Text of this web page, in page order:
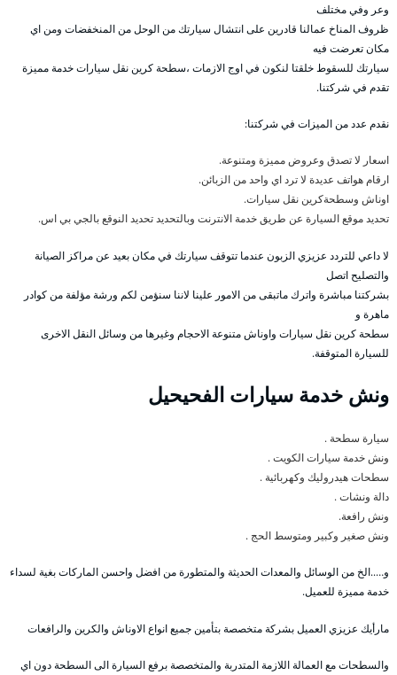
وعر وفي مختلف
ظروف المناخ عمالنا قادرين على انتشال سيارتك من الوحل من المنخفضات ومن اي
مكان تعرضت فيه
سيارتك للسقوط خلقتا لنكون في اوج الازمات ،سطحة كرين نقل سيارات خدمة مميزة
تقدم في شركتنا.
نقدم عدد من الميزات في شركتنا:
اسعار لا تصدق وعروض مميزة ومتنوعة.
ارقام هواتف عديدة لا ترد اي واحد من الزبائن.
اوناش وسطحةكرين نقل سيارات.
تحديد موقع السيارة عن طريق خدمة الانترنت وبالتحديد تحديد النوقع بالجي بي اس.
لا داعي للتردد عزيزي الزبون عندما تتوقف سيارتك في مكان بعيد عن مراكز الصيانة
والتصليح اتصل
بشركتنا مباشرة واترك ماتبقى من الامور علينا لاننا سنؤمن لكم ورشة مؤلفة من كوادر
ماهرة و
سطحة كرين نقل سيارات واوناش متنوعة الاحجام وغيرها من وسائل النقل الاخرى
للسيارة المتوقفة.
ونش خدمة سيارات الفحيحيل
سيارة سطحة .
ونش خدمة سيارات الكويت .
سطحات هيدروليك وكهربائية .
دالة ونشات .
ونش رافعة.
ونش صغير وكبير ومتوسط الحج .
و…..الخ من الوسائل والمعدات الحديثة والمتطورة من افضل واحسن الماركات بغية لسداء
خدمة مميزة للعميل.
مارأيك عزيزي العميل بشركة متخصصة بتأمين جميع انواع الاوناش والكرين والرافعات
والسطحات مع العمالة اللازمة المتدربة والمتخصصة برفع السيارة الى السطحة دون اي